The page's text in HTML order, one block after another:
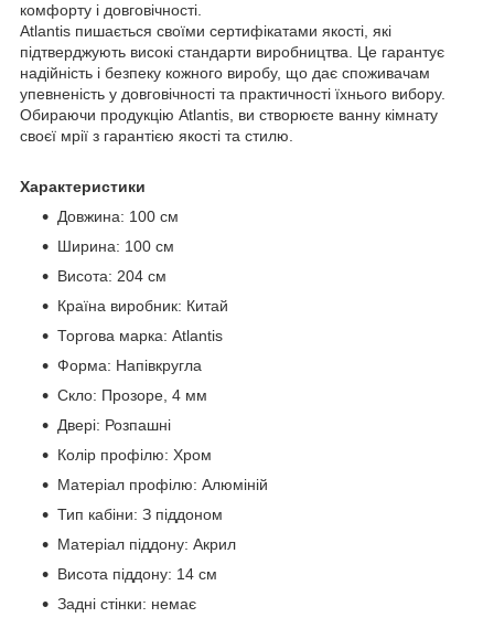
комфорту і довговічності.
Atlantis пишається своїми сертифікатами якості, які
підтверджують високі стандарти виробництва. Це гарантує
надійність і безпеку кожного виробу, що дає споживачам
упевненість у довговічності та практичності їхнього вибору.
Обираючи продукцію Atlantis, ви створюєте ванну кімнату
своєї мрії з гарантією якості та стилю.
Характеристики
Довжина: 100 см
Ширина: 100 см
Висота: 204 см
Країна виробник: Китай
Торгова марка: Atlantis
Форма: Напівкругла
Скло: Прозоре, 4 мм
Двері: Розпашні
Колір профілю: Хром
Матеріал профілю: Алюміній
Тип кабіни: З піддоном
Матеріал піддону: Акрил
Висота піддону: 14 см
Задні стінки: немає